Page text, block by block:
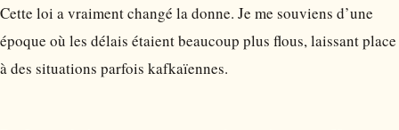
Cette loi a vraiment changé la donne. Je me souviens d’une
époque où les délais étaient beaucoup plus flous, laissant place
à des situations parfois kafkaïennes.